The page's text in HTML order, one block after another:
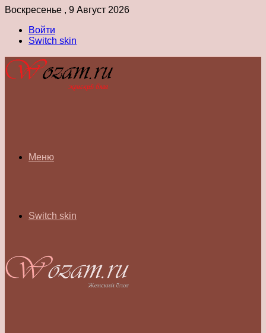
Воскресенье , 9 Август 2026
Войти
Switch skin
Меню
Switch skin